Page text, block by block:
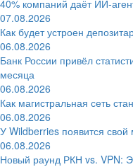
40% компаний даёт
07.08.2026
Как будет устроен
06.08.2026
Банк России привёл
месяца
06.08.2026
Как магистральная сеть
06.08.2026
У Wildberries появится
06.08.2026
Новый раунд РКН vs. VPN: